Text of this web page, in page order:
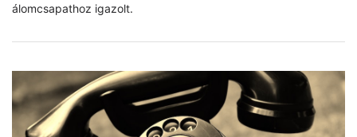
álomcsapathoz igazolt.